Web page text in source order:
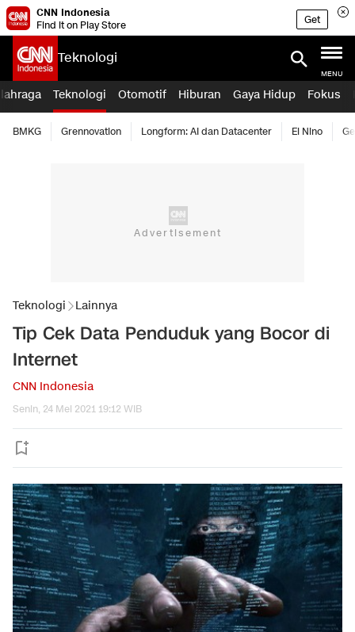
CNN Indonesia
Find it on Play Store
Get
Teknologi
MENU
Teknologi Otomotif Hiburan Gaya Hidup Fokus
BMKG Grennovation Longform: AI dan Datacenter El Nino
Teknologi Lainnya
Tip Cek Data Penduduk yang Bocor di
Internet
CNN Indonesia
Senin, 24 Mei 2021 19:12 WIB